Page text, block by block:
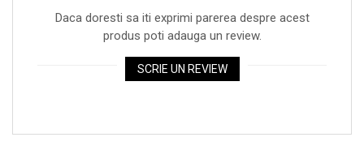
Daca doresti sa iti exprimi parerea despre acest
produs poti adauga un review.
SCRIE UN REVIEW